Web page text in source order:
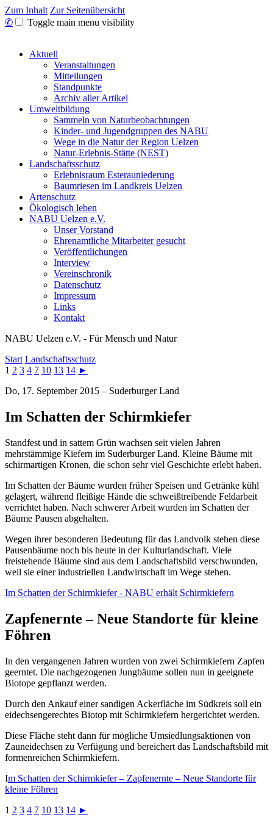
Zum Inhalt Zur Seitenübersicht
✆
Toggle main menu visibility
Aktuell
Veranstaltungen
Mitteilungen
Standpunkte
Archiv aller Artikel
Umweltbildung
Sammeln von Naturbeobachtungen
Kinder- und Jugendgruppen des NABU
Wege in die Natur der Region Uelzen
Natur-Erlebnis-Stätte (NEST)
Landschaftsschutz
Erlebnisraum Esterauniederung
Baumriesen im Landkreis Uelzen
Artenschutz
Ökologisch leben
NABU Uelzen e.V.
Unser Vorstand
Ehrenamtliche Mitarbeiter gesucht
Veröffentlichungen
Interview
Vereinschronik
Datenschutz
Impressum
Links
Kontakt
NABU Uelzen e.V. - Für Mensch und Natur
Start Landschaftsschutz
1 2 3 4 7 10 13 14 ►
Do, 17. September 2015 – Suderburger Land
Im Schatten der Schirmkiefer
Standfest und in sattem Grün wachsen seit vielen Jahren
mehrstämmige Kiefern im Suderburger Land. Kleine Bäume mit
schirmartigen Kronen, die schon sehr viel Geschichte erlebt haben.
Im Schatten der Bäume wurden früher Speisen und Getränke kühl
gelagert, während fleißige Hände die schweißtreibende Feldarbeit
verrichtet haben. Nach schwerer Arbeit wurden im Schatten der
Bäume Pausen abgehalten.
Wegen ihrer besonderen Bedeutung für das Landvolk stehen diese
Pausenbäume noch bis heute in der Kulturlandschaft. Viele
freistehende Bäume sind aus dem Landschaftsbild verschwunden,
weil sie einer industriellen Landwirtschaft im Wege stehen.
Im Schatten der Schirmkiefer - NABU erhält Schirmkiefern
Zapfenernte – Neue Standorte für kleine
Föhren
In den vergangenen Jahren wurden von zwei Schirmkiefern Zapfen
geerntet. Die nachgezogenen Jungbäume sollen nun in geeignete
Biotope gepflanzt werden.
Durch den Ankauf einer sandigen Ackerfläche im Südkreis soll ein
eidechsengerechtes Biotop mit Schirmkiefern hergerichtet werden.
Diese Fläche steht dann für mögliche Umsiedlungsaktionen von
Zauneidechsen zu Verfügung und bereichert das Landschaftsbild mit
formenreichen Schirmkiefern.
Im Schatten der Schirmkiefer – Zapfenernte – Neue Standorte für
kleine Föhren
1 2 3 4 7 10 13 14 ►